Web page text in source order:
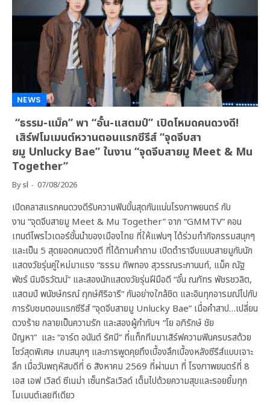
NEWS
“ธรรม-แม็ค” พา “อั๋น-แสตมป์” เปิดโหมดคนดวงดี!
เสิร์ฟโมเมนต์หวานตอนแรกซีรีส์ “จุดจีบสา
ยมู Unlucky Bae” ในงาน “จุดจีบสายมู Meet & Mu
Together”
Bysl 07/08/2026
เปิดคลาสแรกคนดวงดีรับความฟินขั้นสุดกันแน่นโรงภาพยนตร์ กับ
งาน “จุดจีบสายมู Meet & Mu Together” จาก “GMMTV” คอน
เทนต์โพรไวเดอร์ชั้นนำของเมืองไทย ที่ให้แฟนๆ ได้ร่วมทำกิจกรรมสนุกๆ
และเป็น 5 สุดยอดคนดวงดี ที่ได้ถามคำถาม เปิดตำราจีบแบบสายมูกับนัก
แสดงวัยรุ่นคู่ใหม่มาแรง “ธรรม ทัพทอง สุวรรณระกานนท์, แม็ค ณัฐ
พัชร์ นิมจิรวัฒน์” และสองนักแสดงวัยรุ่นฝีมือดี “อั๋น ณภัทร พัชรชวลิต,
แสตมป์ พนัชษ์กรณ์ ฤกษ์ศิริอารี” กันอย่างใกล้ชิด และอินทุกอารมณ์ไปกับ
การรับชมตอนแรกซีรีส์ “จุดจีบสายมู Unlucky Bae” เมื่อคำสาป…เปลี่ยน
ดวงร้าย กลายเป็นความรัก และสองผู้กำกับฯ “โย อภิรักษ์ ชัย
ปัญหา” และ “อาร์ต อนันต์ รัศมี” ที่แท็กทีมมาเสิร์ฟความฟินครบรสด้วย
โชว์สุดพิเศษ เกมสนุกๆ และการพูดคุยถึงเบื้องลึกเบื้องหลังซีรีส์แบบเจาะ
ลึก เมื่อวันพฤหัสบดีที่ 6 สิงหาคม 2569 ที่ผ่านมา ที่ โรงภาพยนตร์ที่ 8
เอส เอฟ เวิลด์ ซีเนม่า เซ็นทรัลเวิลด์ เต็มไปด้วยความสุขและรอยยิ้มทุก
โมเมนต์เลยทีเดียว